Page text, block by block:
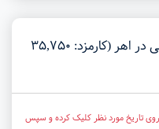
رزرو نوبت از مطب ناهید ملکی در اهر (کارمزد: 35,750
روی تاریخ مورد نظر کلیک کرده و سپس